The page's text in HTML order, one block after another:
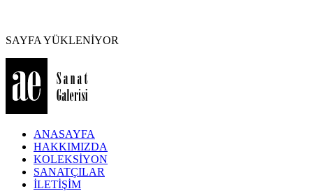
SAYFA YÜKLENİYOR
ANASAYFA
HAKKIMIZDA
KOLEKSİYON
SANATÇILAR
İLETİŞİM